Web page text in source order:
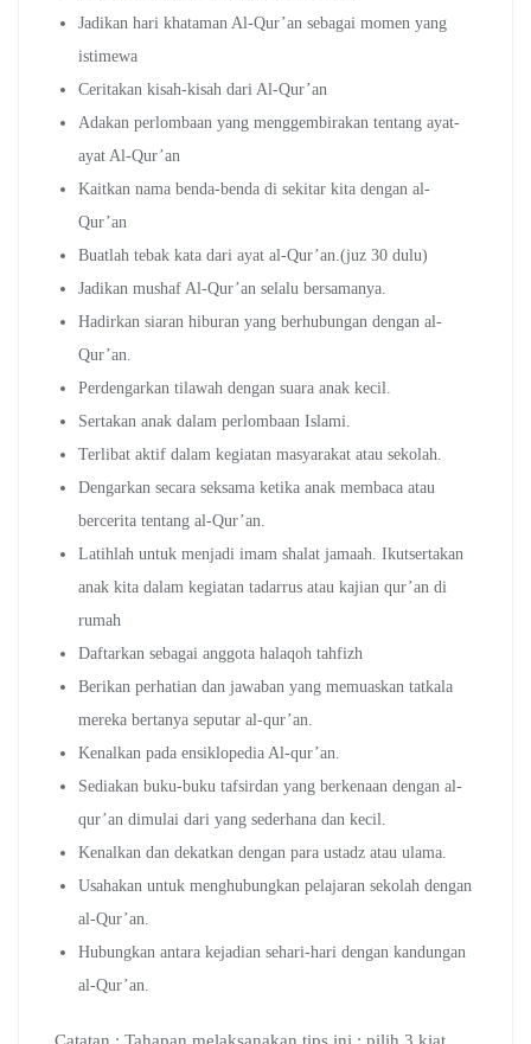
Jadikan hari khataman Al-Qur’an sebagai momen yang
istimewa
Ceritakan kisah-kisah dari Al-Qur’an
Adakan perlombaan yang menggembirakan tentang ayat-
ayat Al-Qur’an
Kaitkan nama benda-benda di sekitar kita dengan al-
Qur’an
Buatlah tebak kata dari ayat al-Qur’an.(juz 30 dulu)
Jadikan mushaf Al-Qur’an selalu bersamanya.
Hadirkan siaran hiburan yang berhubungan dengan al-
Qur’an.
Perdengarkan tilawah dengan suara anak kecil.
Sertakan anak dalam perlombaan Islami.
Terlibat aktif dalam kegiatan masyarakat atau sekolah.
Dengarkan secara seksama ketika anak membaca atau
bercerita tentang al-Qur’an.
Latihlah untuk menjadi imam shalat jamaah. Ikutsertakan
anak kita dalam kegiatan tadarrus atau kajian qur’an di
rumah
Daftarkan sebagai anggota halaqoh tahfizh
Berikan perhatian dan jawaban yang memuaskan tatkala
mereka bertanya seputar al-qur’an.
Kenalkan pada ensiklopedia Al-qur’an.
Sediakan buku-buku tafsirdan yang berkenaan dengan al-
qur’an dimulai dari yang sederhana dan kecil.
Kenalkan dan dekatkan dengan para ustadz atau ulama.
Usahakan untuk menghubungkan pelajaran sekolah dengan
al-Qur’an.
Hubungkan antara kejadian sehari-hari dengan kandungan
al-Qur’an.